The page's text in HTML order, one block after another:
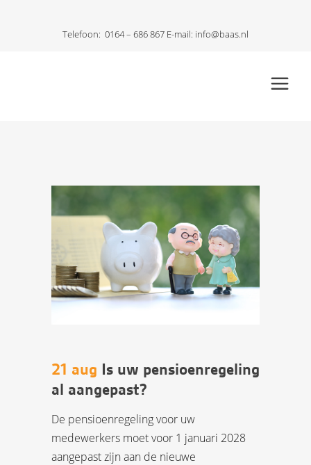
Telefoon: 0164 – 686 867 E-mail: info@baas.nl
21 aug Is uw pensioenregeling
al aangepast?
De pensioenregeling voor uw
medewerkers moet voor 1 januari 2028
aangepast zijn aan de nieuwe